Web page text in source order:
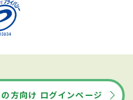
方向け ログインページ